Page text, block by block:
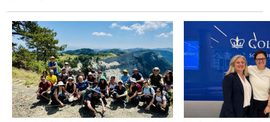
Ευρώπη από τις εξελίξεις στον πόλεμο ΗΠΑ – Ιράν, καθώς
και για τη διακύμανση των τιμών στα καύσιμα. Για να δείτε τη
συνέντευξη, πατήστε εδώ.